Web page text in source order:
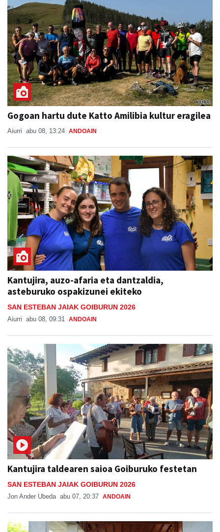
Gogoan hartu dute Katto Amilibia kultur eragilea
Aiurri abu 08, 13:24 ANDOAIN
Kantujira, auzo-afaria eta dantzaldia,
asteburuko ospakizunei ekiteko
SAN ESTEBAN JAIAK GOIBURUN 2026
Aiurri abu 08, 09:31 ANDOAIN
Kantujira taldearen saioa Goiburuko festetan
SAN ESTEBAN JAIAK GOIBURUN 2026
Jon Ander Ubeda abu 07, 20:37 ANDOAIN